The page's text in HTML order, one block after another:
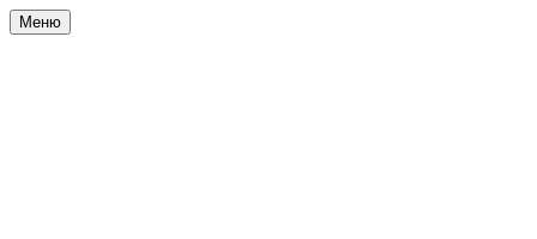
Меню